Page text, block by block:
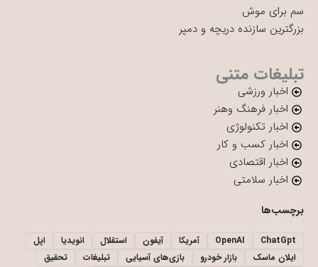
سم برای موش
بزرگترین سازنده دریچه و دمپر
تبلیغات متنی
اخبار ورزشی
اخبار فرهنگ وهنر
اخبار تکنولوژی
اخبار کسب و کار
اخبار اقتصادی
اخبار سلامتی
برچسب‌ها
ChatGpt
OpenAI آمریکا آیفون استقلال انویدیا
اپل
ایلان ماسک
بازار خودرو بازی‌های آسیایی تبلیغات تحقیق